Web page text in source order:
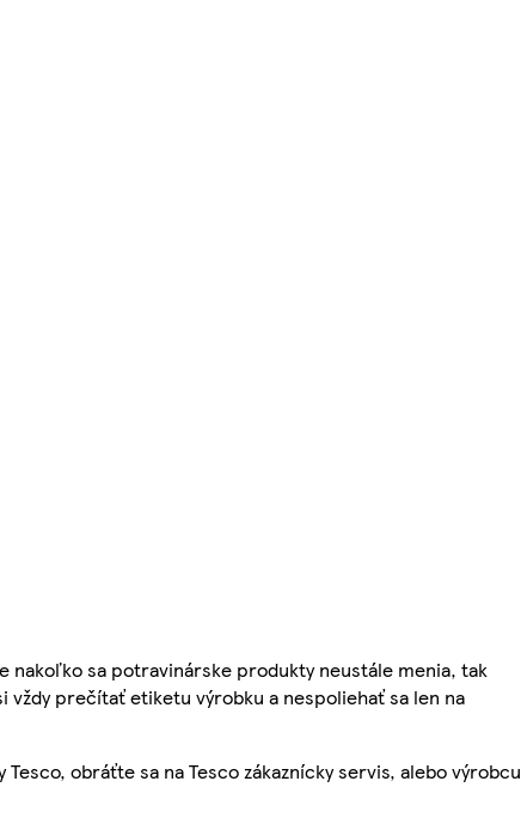
sa potravinárske produkty neustále menia, tak
vždy prečítať etiketu výrobku a nespoliehať sa len na
obráťte sa na Tesco zákaznícky servis, alebo výrobcu